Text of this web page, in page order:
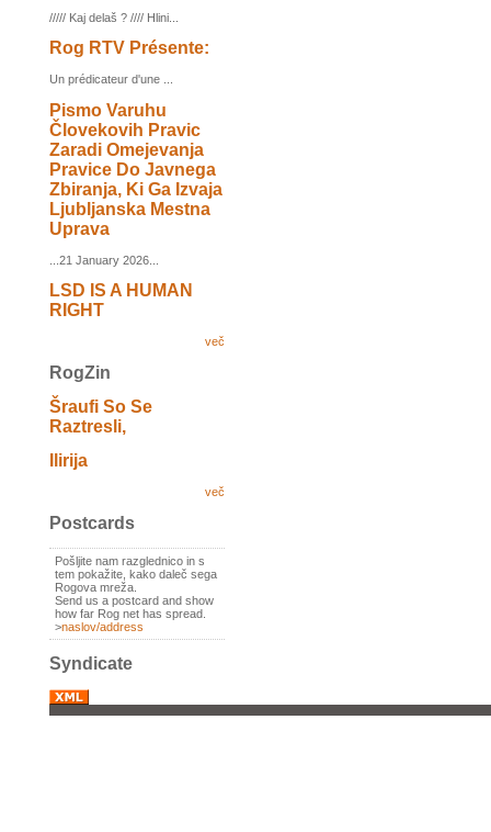
///// Kaj delaš ? //// Hlini...
Rog RTV Présente:
Un prédicateur d'une ...
Pismo Varuhu
Človekovih Pravic
Zaradi Omejevanja
Pravice Do Javnega
Zbiranja, Ki Ga Izvaja
Ljubljanska Mestna
Uprava
...21 January 2026...
LSD IS A HUMAN
RIGHT
več
RogZin
Šraufi So Se
Raztresli,
Ilirija
več
Postcards
Pošljite nam razglednico in s
tem pokažite, kako daleč sega
Rogova mreža.
Send us a postcard and show
how far Rog net has spread.
>naslov/address
Syndicate